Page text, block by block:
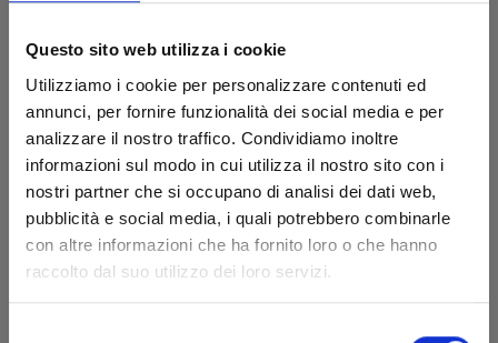
Questo sito web utilizza i cookie
Utilizziamo i cookie per personalizzare contenuti ed
annunci, per fornire funzionalità dei social media e per
analizzare il nostro traffico. Condividiamo inoltre
informazioni sul modo in cui utilizza il nostro sito con i
nostri partner che si occupano di analisi dei dati web,
pubblicità e social media, i quali potrebbero combinarle
con altre informazioni che ha fornito loro o che hanno
raccolto dal suo utilizzo dei loro servizi.
KAIJU No. 8 n. 9
27/09/2023
€ 5,50